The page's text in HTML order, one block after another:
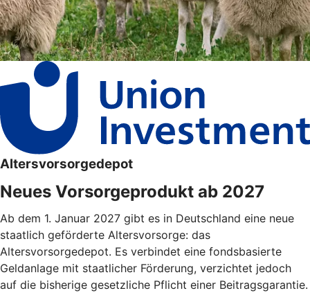
Altersvorsorgedepot
Neues Vorsorgeprodukt ab 2027
Ab dem 1. Januar 2027 gibt es in Deutschland eine neue
staatlich geförderte Altersvorsorge: das
Altersvorsorgedepot. Es verbindet eine fondsbasierte
Geldanlage mit staatlicher Förderung, verzichtet jedoch
auf die bisherige gesetzliche Pflicht einer Beitragsgarantie.